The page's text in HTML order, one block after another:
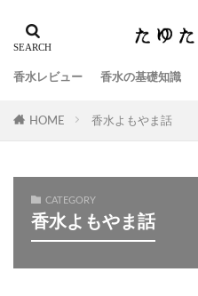
香水レビュー 香水の基礎知識
HOME 香水よもやま話
CATEGORY
香水よもやま話